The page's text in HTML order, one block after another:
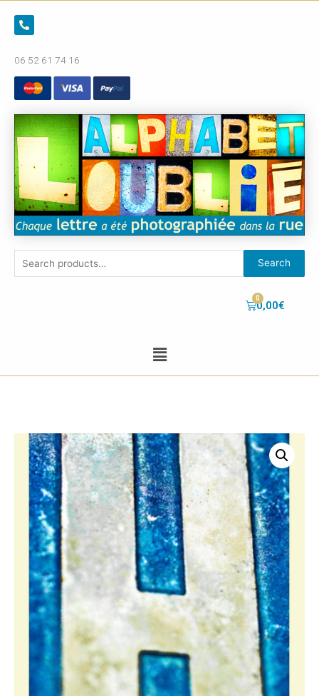
06 52 61 74 16
Search
0,00€